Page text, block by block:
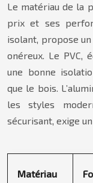
Le matériau de la
prix et ses
isolant, propose
onéreux. Le PVC,
une bonne
que le bois.
les styles
sécurisant, exige
Matériau